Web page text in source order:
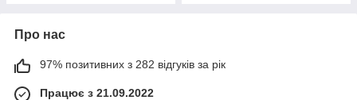
Про нас
97% позитивних з 282 відгуків за рік
Працює з 21.09.2022